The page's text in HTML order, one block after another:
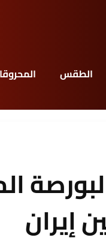
الطقس
إيران